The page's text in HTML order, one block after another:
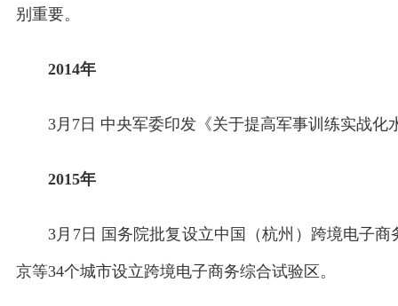
别重要。
2014年
3月7日 中央军委印发《关于提高军事训练实战化
2015年
3月7日 国务院批复设立中国（杭州）跨境电子商
京等34个城市设立跨境电子商务综合试验区。